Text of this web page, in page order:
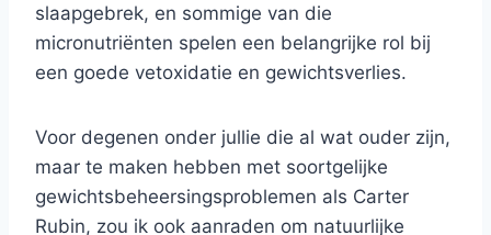
slaapgebrek, en sommige van die
micronutriënten spelen een belangrijke rol bij
een goede vetoxidatie en gewichtsverlies.
Voor degenen onder jullie die al wat ouder zijn,
maar te maken hebben met soortgelijke
gewichtsbeheersingsproblemen als Carter
Rubin, zou ik ook aanraden om natuurlijke